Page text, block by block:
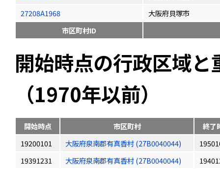
27208A1968
大阪府貝塚市
市区町村ID
開始時点の行政区域
（1970年以前）
開始時点 市区町村
終了
19200101
大阪府泉南郡有真香村 (27B0040044)
19391231
大阪府泉南郡有真香村 (27B0040044)